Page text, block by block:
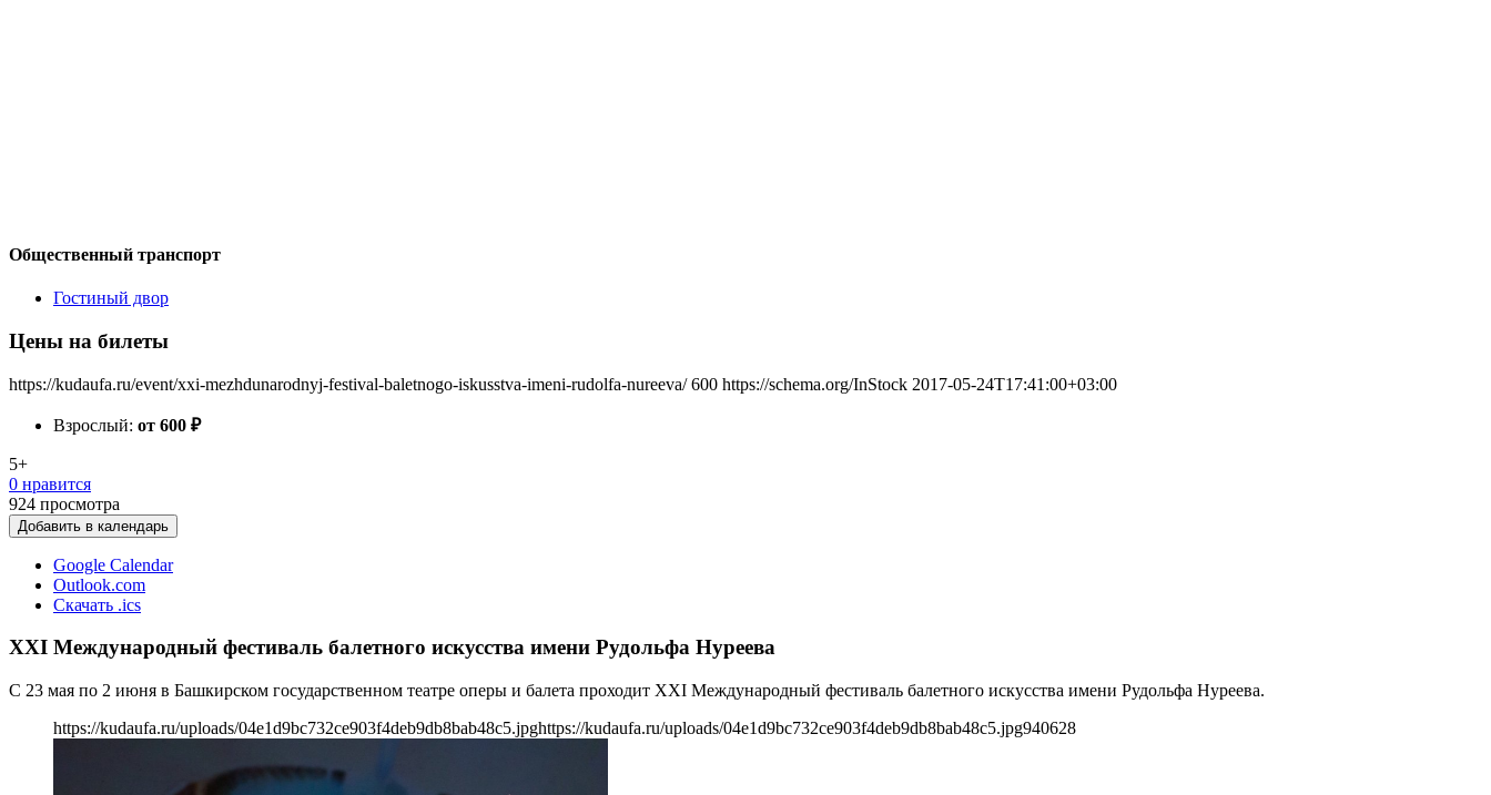
Общественный транспорт
Гостиный двор
Цены на билеты
https://kudaufa.ru/event/xxi-mezhdunarodnyj-festival-baletnogo-iskusstva-imeni-rudolfa-nureeva/ 600 https://schema.org/InStock 2017-05-24T17:41:00+03:00
Взрослый: от 600 ₽
5+
0 нравится
924 просмотра
Добавить в календарь
Google Calendar
Outlook.com
Скачать .ics
XXI Международный фестиваль балетного искусства имени Рудольфа Нуреева
С 23 мая по 2 июня в Башкирском государственном театре оперы и балета проходит XXI Международный фестиваль балетного искусства имени Рудольфа Нуреева.
https://kudaufa.ru/uploads/04e1d9bc732ce903f4deb9db8bab48c5.jpghttps://kudaufa.ru/uploads/04e1d9bc732ce903f4deb9db8bab48c5.jpg940628